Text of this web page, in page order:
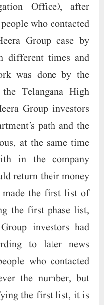
Office), after
who contacted
Group case by
different times and
was done by the
Telangana High
Group investors
path and the
at the same time
in the company
return their money
made the first list of
the first phase list,
investors had
to later news
who contacted
the number, but
the first list, it is